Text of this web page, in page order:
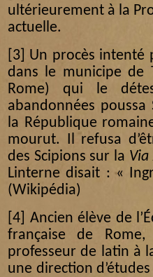
ultérieurement à la
actuelle.
[3]
Un procès intenté
dans le municipe de
Rome) qui le
abandonnées poussa
la République
mourut. Il refusa
des Scipions sur la Via
Linterne disait : «
(Wikipédia)
[4]
Ancien élève de
française de
professeur de latin à
une direction